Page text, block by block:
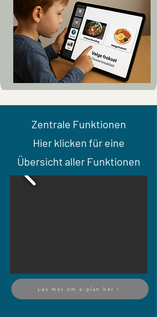
Zentrale Funktionen
Hier klicken für eine
Übersicht aller Funktionen
Les mer om e-plan her !